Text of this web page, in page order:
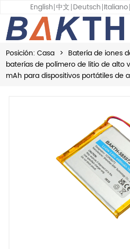
English 中文 Deutsch Italiano
Posición: Casa > Batería de iones
baterías de polímero de litio de alto
mAh para dispositivos portátiles de